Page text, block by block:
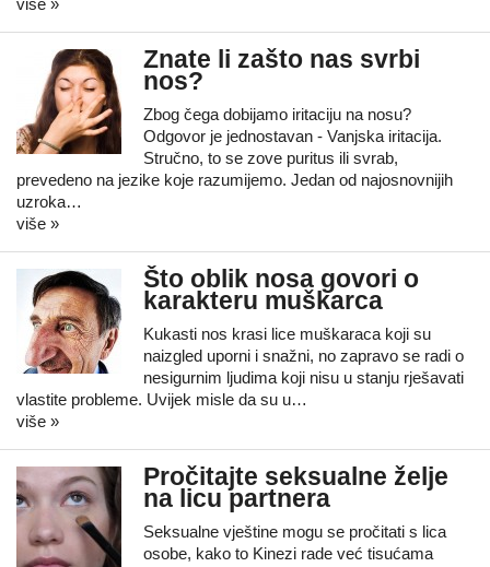
više »
Znate li zašto nas svrbi
nos?
Zbog čega dobijamo iritaciju na nosu?
Odgovor je jednostavan - Vanjska iritacija.
Stručno, to se zove puritus ili svrab,
prevedeno na jezike koje razumijemo. Jedan od najosnovnijih
uzroka…
više »
Što oblik nosa govori o
karakteru muškarca
Kukasti nos krasi lice muškaraca koji su
naizgled uporni i snažni, no zapravo se radi o
nesigurnim ljudima koji nisu u stanju rješavati
vlastite probleme. Uvijek misle da su u…
više »
Pročitajte seksualne želje
na licu partnera
Seksualne vještine mogu se pročitati s lica
osobe, kako to Kinezi rade već tisućama